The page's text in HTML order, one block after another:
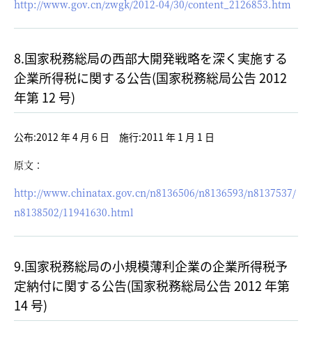
http://www.gov.cn/zwgk/2012-04/30/content_2126853.htm
8.国家税務総局の西部大開発戦略を深く実施する
企業所得税に関する公告(国家税務総局公告 2012
年第 12 号)
公布:2012 年 4 月 6 日 施行:2011 年 1 月 1 日
原文：
http://www.chinatax.gov.cn/n8136506/n8136593/n8137537/
n8138502/11941630.html
9.国家税務総局の小規模薄利企業の企業所得税予
定納付に関する公告(国家税務総局公告 2012 年第
14 号)